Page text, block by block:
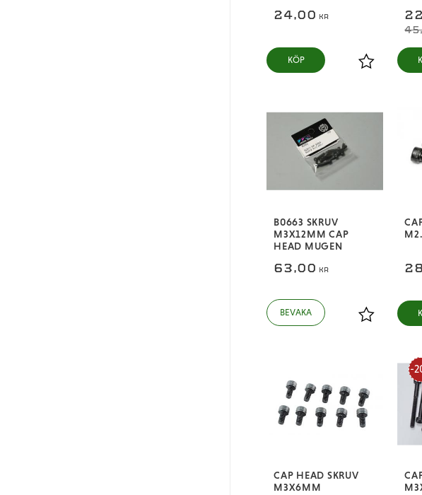
24,00 KR
Lägg till i
KÖP
B0663 SKRUV
M3X12MM CAP
HEAD MUGEN
63,00 KR
Lägg till i
CAP HEAD SKRUV
M3X6MM